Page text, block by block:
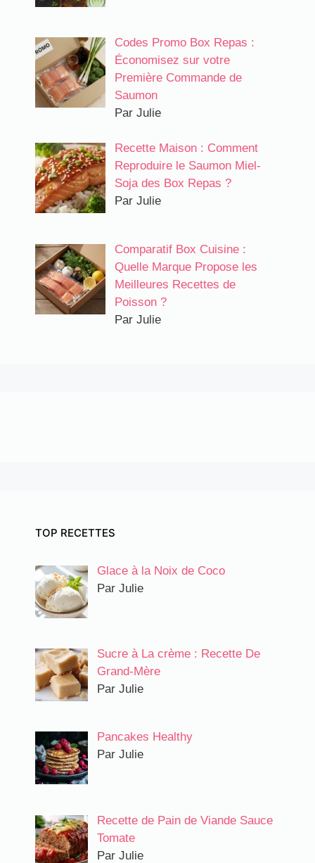
Codes Promo Box Repas :
Économisez sur votre
Première Commande de
Saumon
Par Julie
Recette Maison : Comment
Reproduire le Saumon Miel-
Soja des Box Repas ?
Par Julie
Comparatif Box Cuisine :
Quelle Marque Propose les
Meilleures Recettes de
Poisson ?
Par Julie
TOP RECETTES
Glace à la Noix de Coco
Par Julie
Sucre à La crème : Recette De
Grand-Mère
Par Julie
Pancakes Healthy
Par Julie
Recette de Pain de Viande Sauce
Tomate
Par Julie